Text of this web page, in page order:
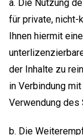
a. Die Nutzung
für private, nicht-
Ihnen hiermit
der Inhalte zu
in Verbindung
Verwendung des
b. Die